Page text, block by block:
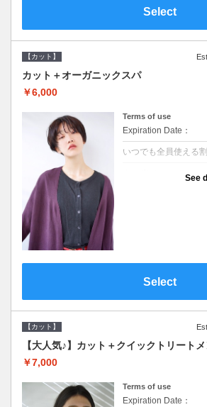
Select
【カット】
カット＋オーガニックスパ
￥6,000
Terms of use
Expiration Date：
いつでも全員使える
See
Select
【カット】
【大人気♪】カット＋クイックトリートメ
￥7,000
Terms of use
Expiration Date：